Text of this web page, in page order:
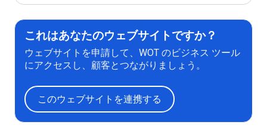
これはあなたのウェブサイトですか？
ウェブサイトを申請して、WOT のビジネス ツール
にアクセスし、顧客とつながりましょう。
このウェブサイトを連携する